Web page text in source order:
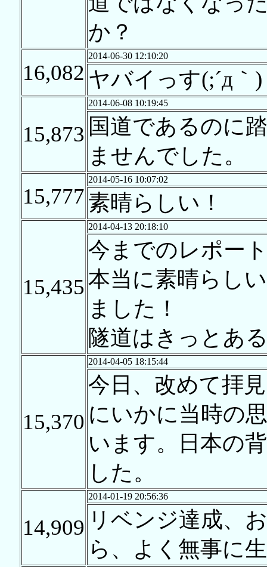
か？
16,082
2014-06-30 12:10:20
ヤバイっす(;´д｀)
15,873
2014-06-08 10:19:45
国道であるのに
ませんでした。
15,777
2014-05-16 10:07:02
素晴らしい！
15,435
2014-04-13 20:18:10
今までのレポー
本当に素晴らし
ました！
隧道はきっとあ
15,370
2014-04-05 18:15:44
今日、改めて拝
にいかに当時の
います。日本の
した。
14,909
2014-01-19 20:56:36
リベンジ達成、
ら、よく無事に